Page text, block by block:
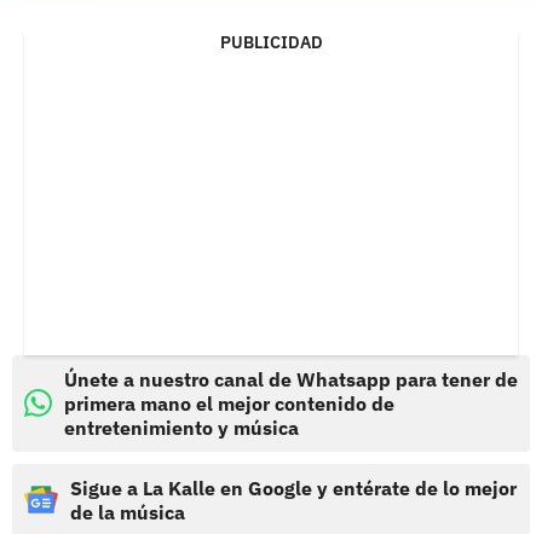
PUBLICIDAD
Únete a nuestro canal de Whatsapp para tener de
primera mano el mejor contenido de
entretenimiento y música
Sigue a La Kalle en Google y entérate de lo mejor
de la música